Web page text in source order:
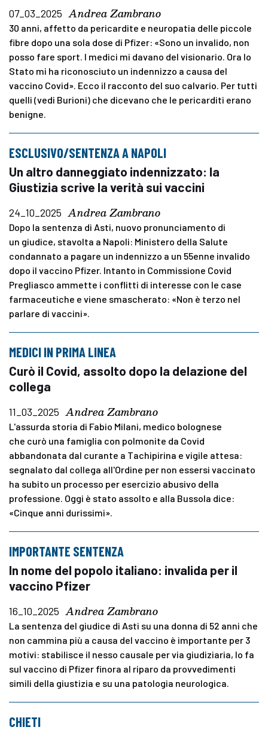
07_03_2025 Andrea Zambrano
30 anni, affetto da pericardite e neuropatia delle piccole
fibre dopo una sola dose di Pfizer: «Sono un invalido, non
posso fare sport. I medici mi davano del visionario. Ora lo
Stato mi ha riconosciuto un indennizzo a causa del
vaccino Covid». Ecco il racconto del suo calvario. Per tutti
quelli (vedi Burioni) che dicevano che le pericarditi erano
benigne.
ESCLUSIVO/SENTENZA A NAPOLI
Un altro danneggiato indennizzato: la
Giustizia scrive la verità sui vaccini
24_10_2025 Andrea Zambrano
Dopo la sentenza di Asti, nuovo pronunciamento di
un giudice, stavolta a Napoli: Ministero della Salute
condannato a pagare un indennizzo a un 55enne invalido
dopo il vaccino Pfizer. Intanto in Commissione Covid
Pregliasco ammette i conflitti di interesse con le case
farmaceutiche e viene smascherato: «Non è terzo nel
parlare di vaccini».
MEDICI IN PRIMA LINEA
Curò il Covid, assolto dopo la delazione del
collega
11_03_2025 Andrea Zambrano
L'assurda storia di Fabio Milani, medico bolognese
che curò una famiglia con polmonite da Covid
abbandonata dal curante a Tachipirina e vigile attesa:
segnalato dal collega all'Ordine per non essersi vaccinato
ha subito un processo per esercizio abusivo della
professione. Oggi è stato assolto e alla Bussola dice:
«Cinque anni durissimi».
IMPORTANTE SENTENZA
In nome del popolo italiano: invalida per il
vaccino Pfizer
16_10_2025 Andrea Zambrano
La sentenza del giudice di Asti su una donna di 52 anni che
non cammina più a causa del vaccino è importante per 3
motivi: stabilisce il nesso causale per via giudiziaria, lo fa
sul vaccino di Pfizer finora al riparo da provvedimenti
simili della giustizia e su una patologia neurologica.
CHIETI